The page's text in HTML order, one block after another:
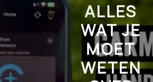
ALLES
WAT JE
MOET
WETEN